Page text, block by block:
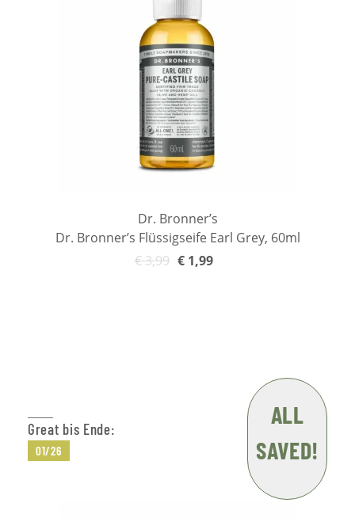
Dr. Bronner’s
Dr. Bronner’s Flüssigseife Earl Grey, 60ml
€3,99 €1,99
Great bis Ende:
01/26
ALL
SAVED!